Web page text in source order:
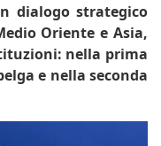
dialogo strategico
Oriente e Asia,
nella prima
e nella seconda